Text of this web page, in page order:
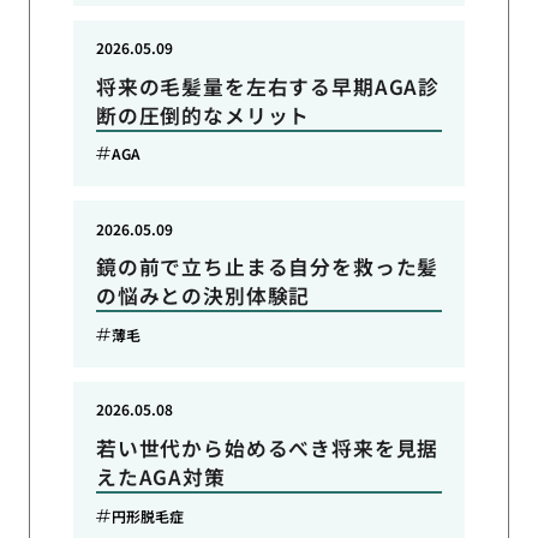
将来の毛髪量を左右する早期AGA診
断の圧倒的なメリット
2026.05.09
AGA
鏡の前で立ち止まる自分を救った髪
の悩みとの決別体験記
2026.05.09
薄毛
若い世代から始めるべき将来を見据
えたAGA対策
2026.05.08
円形脱毛症